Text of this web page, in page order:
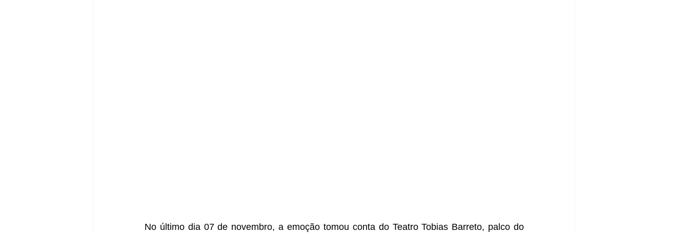
No último dia 07 de novembro, a emoção tomou conta do Teatro Tobias Barreto, palco do